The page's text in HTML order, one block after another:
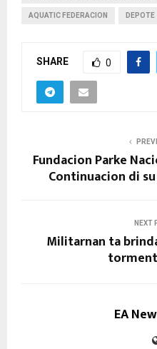
AQUATIC FEDERACION DEPOTE
SHARE 0
Fundacion Parke
Continuacion di
NEXT
Militarnan ta
EA